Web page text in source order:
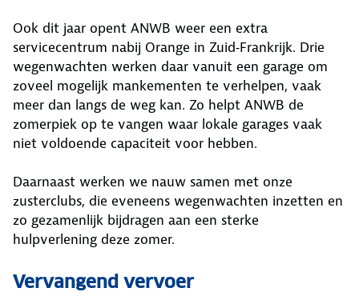
Ook dit jaar opent ANWB weer een extra
servicecentrum nabij Orange in Zuid‑Frankrijk. Drie
wegenwachten werken daar vanuit een garage om
zoveel mogelijk mankementen te verhelpen, vaak
meer dan langs de weg kan. Zo helpt ANWB de
zomerpiek op te vangen waar lokale garages vaak
niet voldoende capaciteit voor hebben.
Daarnaast werken we nauw samen met onze
zusterclubs, die eveneens wegenwachten inzetten en
zo gezamenlijk bijdragen aan een sterke
hulpverlening deze zomer.
Vervangend vervoer